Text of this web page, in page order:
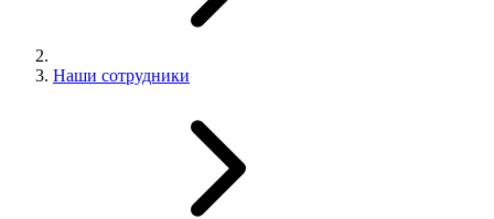
Наши сотрудники